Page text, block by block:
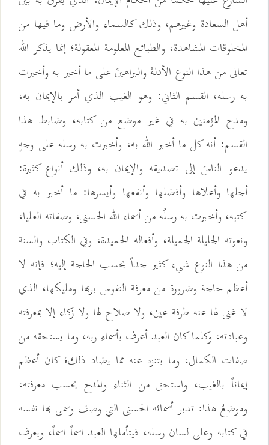
أهل السعادة وغيرهم، وذلك كالسماء والأرض وما فيها من
المخلوقات المشاهدة، والطبائع المعلومة المعقولة؛ إنما يذكر الله
تعالى من هذا النوع الأدلةَ والبراهينَ على ما أخبر به وأخبرت
به رسله، القسم الثاني: وهو الغيب الذي أمر بالإيمان به،
ومدح المؤمنين به في غير موضع من كتابه، وضابط هذا
القسم: أنه كل ما أخبر الله به، وأخبرت به رسله على وجهٍ
يدعو الناسَ إلى تصديقه والإيمان به، وذلك أنواع كثيرة:
أجلها وأعلاها وأفضلها وأنفعها وأيسرها: ما أخبر به في
كتبه، وأخبرت به رسلُه من أسماء الله الحسنى، وصفاته العليا،
ونعوته الجليلة الجميلة، وأفعاله الحميدة، وفي الكتاب والسنة
من هذا النوع شيء كثير جداً بحسب الحاجة إليه؛ فإنه لا
أعظم حاجة وضرورة من معرفة النفوس بربها ومليكها، الذي
لا غنى لها عنه طرفة عين، ولا صلاح لها ولا زكاء إلا بمعرفته
وعبادته، وكلما كان العبد أعرف بأسماء ربه، وما يستحقه من
صفات الكمال، وما يتنزه عنه مما يضاد ذلك؛ كان أعظم
إيماناً بالغيب، واستحق من الثناء والمدح بحسب معرفته،
وموضعُ هذا: تدبر أسمائه الحسنى التي وصف وسمى بها نفسه
في كتابه وعلى لسان رسله، فيتأملها العبد اسماً اسماً، ويعرف